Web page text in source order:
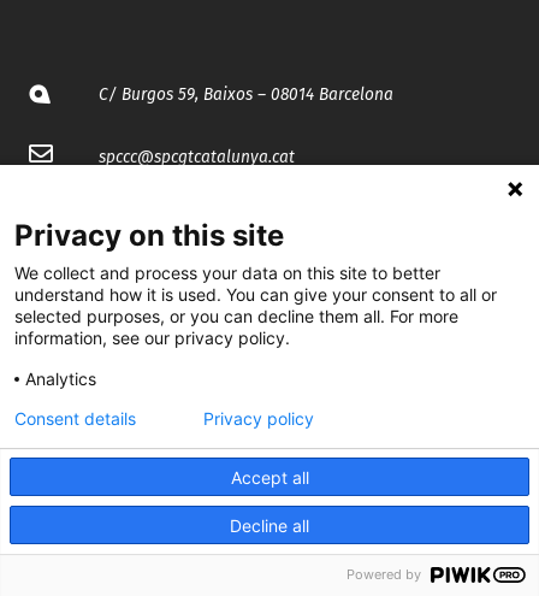
C/ Burgos 59, Baixos – 08014 Barcelona
spccc@spcgtcatalunya.cat
@CGTCatalunya
cgtcatalunya
CGTCatalunya
cgtcatalunya
Desenvolupat per
Privacy on this site
We collect and process your data on this site to better
understand how it is used. You can give your consent to all or
selected purposes, or you can decline them all. For more
information, see our privacy policy.
Analytics
Accept all
Decline all
Consent details Privacy policy
Powered by